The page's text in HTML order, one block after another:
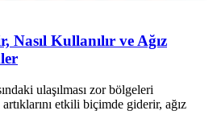
Nasıl Kullanılır ve Ağız
ulaşılması zor bölgeleri
etkili biçimde giderir, ağız